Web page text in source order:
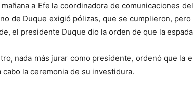
a Efe la coordinadora de comunicaciones
de Duque exigió pólizas, que se cumplieron,
el presidente Duque dio la orden de que la
nada más jurar como presidente, ordenó que la
cabo la ceremonia de su investidura.